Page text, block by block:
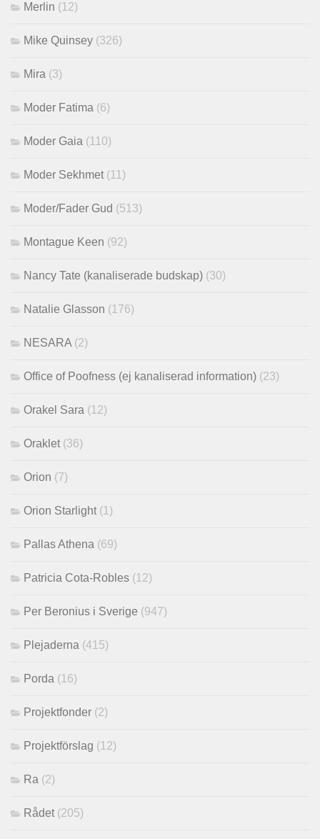
Merlin (12)
Mike Quinsey (326)
Mira (3)
Moder Fatima (6)
Moder Gaia (110)
Moder Sekhmet (11)
Moder/Fader Gud (513)
Montague Keen (92)
Nancy Tate (kanaliserade budskap) (30)
Natalie Glasson (176)
NESARA (2)
Office of Poofness (ej kanaliserad information) (23)
Orakel Sara (12)
Oraklet (36)
Orion (7)
Orion Starlight (1)
Pallas Athena (69)
Patricia Cota-Robles (12)
Per Beronius i Sverige (947)
Plejaderna (415)
Porda (16)
Projektfonder (2)
Projektförslag (12)
Ra (2)
Rådet (205)